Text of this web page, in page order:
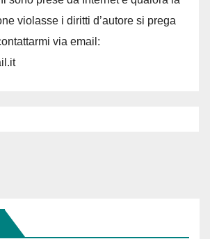
violasse i diritti d’autore si prega
via email: